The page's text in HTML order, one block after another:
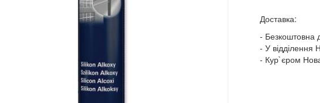
Доставка:
Безкоштовна
У відділення
Кур`єром